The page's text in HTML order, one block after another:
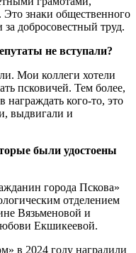
Это знаки общественного
добросовестный труд.
не вступали?
Мои коллеги хотели
псковичей. Тем более,
награждать кого-то, это
выдвигали и
были удостоены
города Пскова»
отделением
Вязьменовой и
Екшикеевой.
в 2024 году наградили